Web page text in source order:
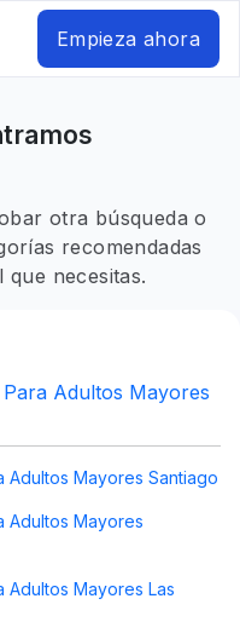
Empieza ahora
otra búsqueda o
recomendadas
necesitas.
Adultos Mayores
Adultos Mayores Santiago
Adultos Mayores
Adultos Mayores Las